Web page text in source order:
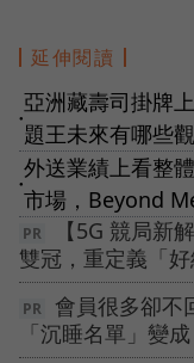
延伸閱讀
●
亞洲藏壽司掛牌
題王未來有哪些
●
外送業績上看整
市場，Beyond
【5G 競局新
雙冠，重定義「好
會員很多卻不
「沉睡名單」變